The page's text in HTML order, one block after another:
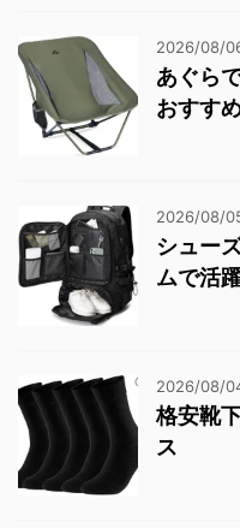
2026/08/
あぐら
おすす
2026/08/
シュー
ムで活
2026/08/
格安靴
ス